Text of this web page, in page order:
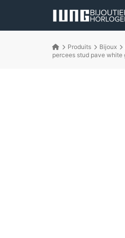
Produits Bijoux
percees stud pave white